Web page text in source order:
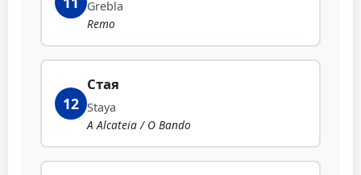
Grebla
Remo
12
Стая
Staya
A Alcateia / O Bando